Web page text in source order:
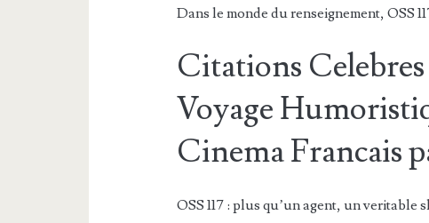
Dans le monde du renseignement, OSS
Citations Celebres
Voyage
Cinema Francais
OSS 117 : plus qu’un agent, un veritable